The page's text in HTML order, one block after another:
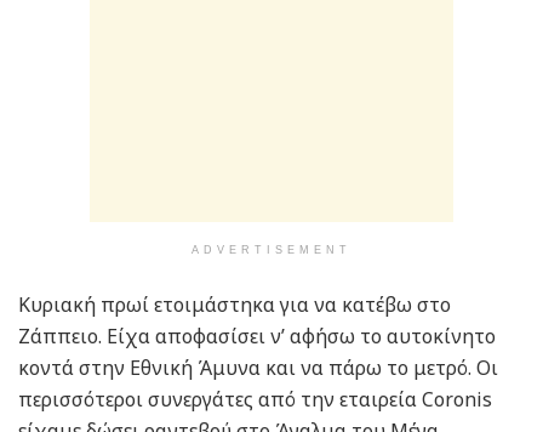
ADVERTISEMENT
Κυριακή πρωί ετοιμάστηκα για να κατέβω στο
Ζάππειο. Είχα αποφασίσει ν’ αφήσω το αυτοκίνητο
κοντά στην Εθνική Άμυνα και να πάρω το μετρό. Οι
περισσότεροι συνεργάτες από την εταιρεία Coronis